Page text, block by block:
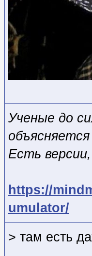
Ученые до
Есть
https://
umulator/
> там есть